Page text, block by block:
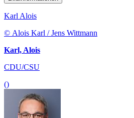
Karl Alois
© Alois Karl / Jens Wittmann
Karl, Alois
CDU/CSU
()